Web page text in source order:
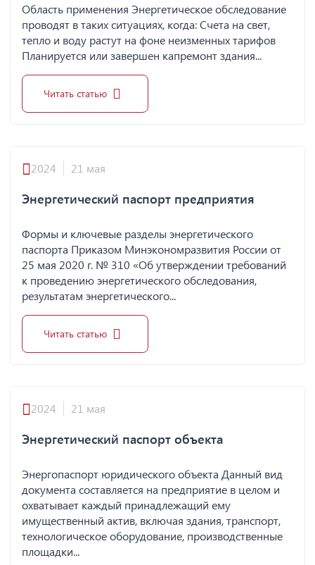
Область применения Энергетическое обследование
проводят в таких ситуациях, когда: Счета на свет,
тепло и воду растут на фоне неизменных тарифов
Планируется или завершен капремонт здания...
Читать статью
2024 21 мая
Энергетический паспорт предприятия
Формы и ключевые разделы энергетического
паспорта Приказом Минэкономразвития России от
25 мая 2020 г. № 310 «Об утверждении требований
к проведению энергетического обследования,
результатам энергетического...
Читать статью
2024 21 мая
Энергетический паспорт объекта
Энергопаспорт юридического объекта Данный вид
документа составляется на предприятие в целом и
охватывает каждый принадлежащий ему
имущественный актив, включая здания, транспорт,
технологическое оборудование, производственные
площадки...